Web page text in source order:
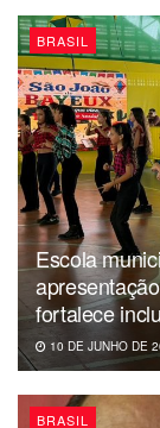
solto
Redação
BRASIL
Escola
fortalece
10 DE JUNHO DE
BRASIL